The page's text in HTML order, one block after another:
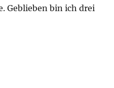
Geblieben bin ich drei
auf dem